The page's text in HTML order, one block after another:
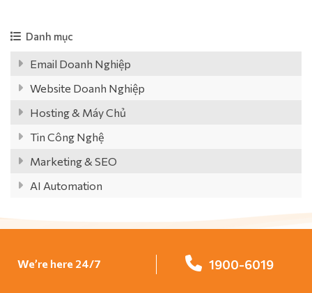
Danh mục
Email Doanh Nghiệp
Website Doanh Nghiệp
Hosting & Máy Chủ
Tin Công Nghệ
Marketing & SEO
AI Automation
We’re here 24/7 1900-6019